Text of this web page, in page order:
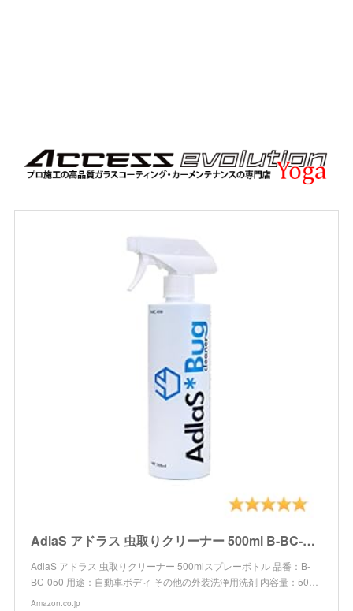
AdlaS アドラス 虫取りクリーナー 500ml B-BC-050 ボディ・ガラスに付いた虫・鳥糞、傷をつけずに分解除去
AdlaS アドラス 虫取りクリーナー 500mlスプレーボトル 品番：B-
BC-050 用途：自動車ボディ その他の外装洗浄用洗剤 内容量：50…
Amazon.co.jp